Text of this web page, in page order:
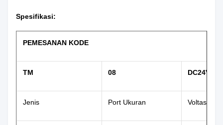
Spesifikasi:
PEMESANAN KODE
TM 08 DC24V
Jenis Port Ukuran Voltase